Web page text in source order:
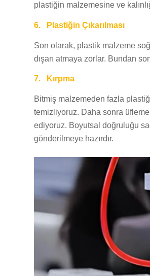
plastiğin malzemesine ve
6. Plastiğin Çıkarılması
Son olarak, plastik malzeme
dışarı atmaya zorlar. Bundan
7. Kırpma
Bitmiş malzemeden fazla
temizliyoruz. Daha sonra
ediyoruz. Boyutsal doğruluğu
gönderilmeye hazırdır.